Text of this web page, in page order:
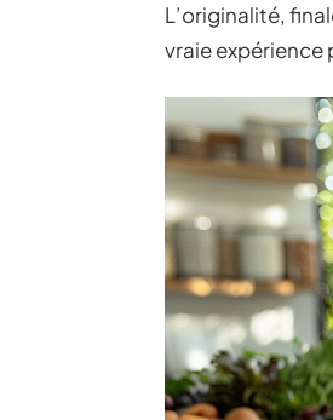
L’originalité,
vraie expérience